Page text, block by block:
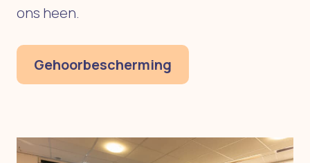
ons heen.
Gehoorbescherming